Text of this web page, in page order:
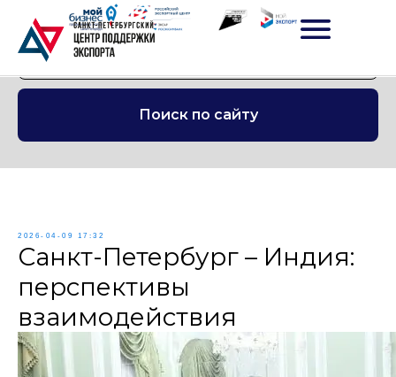
Поиск по сайту
2026-04-09 17:32
Санкт-Петербург – Индия:
перспективы
взаимодействия